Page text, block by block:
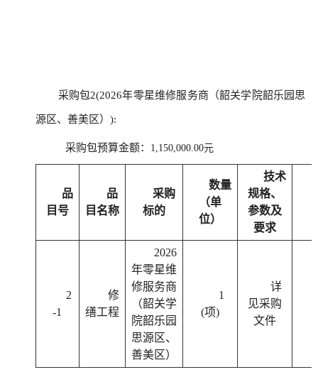
采购包2(2026年零星维修服务商（韶关学院韶乐园思
源区、善美区）):
采购包预算金额： 1,150,000.00元
品
目号
品
目名称
采购
标的
数量
（单
位）
技术
规格、
参数及
要求
2
-1
修
缮工程
2026
年零星维
修服务商
（韶关学
院韶乐园
思源区、
善美区）
1
(项)
详
见采购
文件